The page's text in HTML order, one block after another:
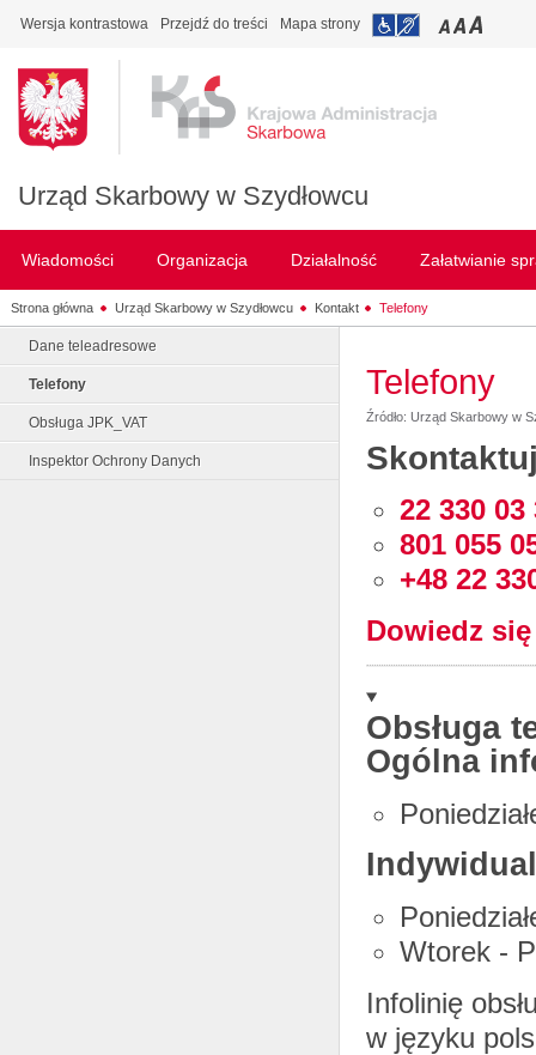
Wersja kontrastowa Przejdź do treści Mapa strony
Urząd Skarbowy w Szydłowcu
Wiadomości Organizacja Działalność Załatwianie
Strona główna Urząd Skarbowy w Szydłowcu Kontakt Telefony
Dane teleadresowe
Telefony
Obsługa JPK_VAT
Inspektor Ochrony Danych
Telefony
Źródło: Urząd Skarbowy w
22 330 03
801 055
+48 22
Dowiedz
Obsługa
Ogólna
Wtorek -
Infolinię
w języku